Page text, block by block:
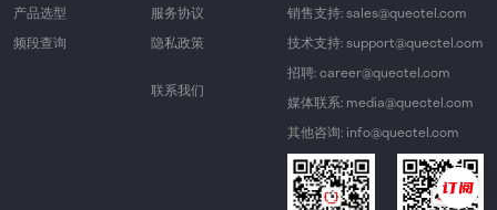
产品选型
频段查询
服务协议
隐私政策
联系我们
销售支持: sales@quectel.com
技术支持: support@quectel.com
招聘: career@quectel.com
媒体联系: media@quectel.com
其他咨询: info@quectel.com